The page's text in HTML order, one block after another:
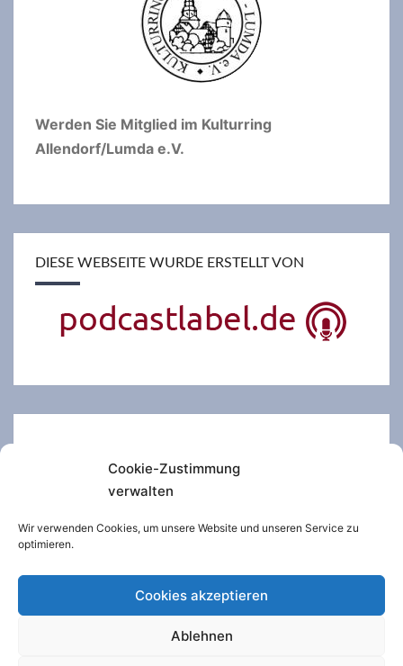
Cookie-Zustimmung
verwalten
Wir verwenden Cookies, um unsere Website und unseren Service zu
optimieren.
Cookies akzeptieren
Ablehnen
Werden Sie Mitglied im Kulturring
Allendorf/Lumda e.V.
DIESE WEBSEITE WURDE ERSTELLT VON
Impressum
Cookie-Richtlinie
Login